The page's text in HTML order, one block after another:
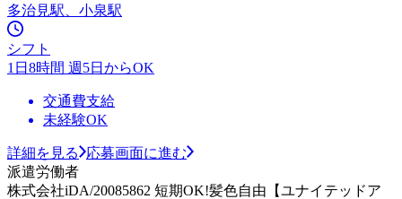
多治見駅、小泉駅
シフト
1日8時間 週5日からOK
交通費支給
未経験OK
詳細を見る
応募画面に進む
派遣労働者
株式会社iDA/20085862 短期OK!髪色自由【ユナイテッドア